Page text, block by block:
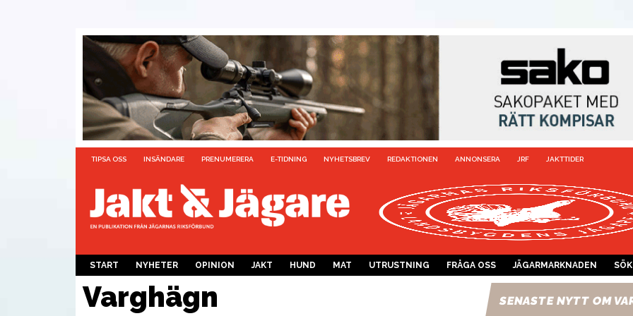
TIPSA OSS INSÄNDARE PRENUMERERA E-TIDNING NYHETSBREV REDAKTIONEN ANNONSERA JRF JAKTTIDER
START NYHETER OPINION JAKT HUND MAT UTRUSTNING FRÅGA OSS JÄGARMARKNADEN SÖK
Varghägn SENASTE NYTT OM